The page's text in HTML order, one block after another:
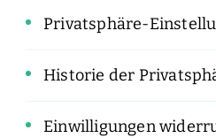
Privatsphäre-
Historie der
Einwilligungen